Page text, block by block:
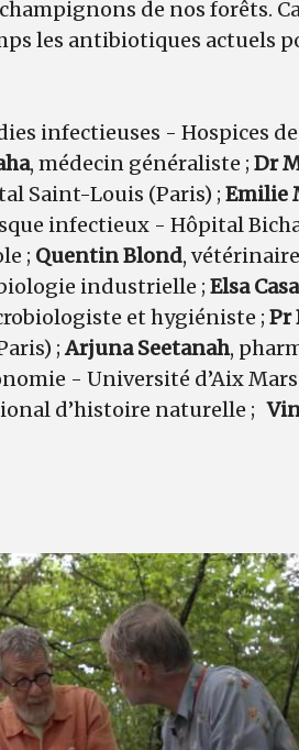
de nos forêts.
les antibiotiques actuels
infectieuses - Hospices
, médecin généraliste ; Dr
Saint-Louis (Paris) ; Emilie
infectieux - Hôpital
; Quentin Blond,
industrielle ; Elsa
et hygiéniste ; Pr
;Arjuna Seetanah,
- Université d’Aix
d’histoire naturelle ;